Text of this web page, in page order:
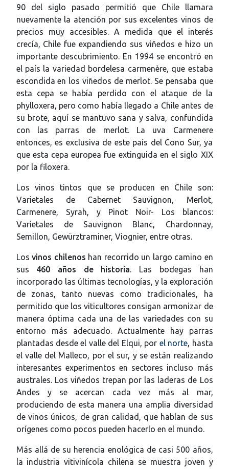
90 del siglo pasado permitió que Chile llamara
nuevamente la atención por sus excelentes vinos de
precios muy accesibles. A medida que el interés
crecía, Chile fue expandiendo sus viñedos e hizo un
importante descubrimiento. En 1994 se encontró en
el país la variedad bordelesa carmenère, que estaba
escondida en los viñedos de merlot. Se pensaba que
esta cepa se había perdido con el ataque de la
phylloxera, pero como había llegado a Chile antes de
su brote, aquí se mantuvo sana y salva, confundida
con las parras de merlot. La uva Carmenere
entonces, es exclusiva de este país del Cono Sur, ya
que esta cepa europea fue extinguida en el siglo XIX
por la filoxera.
Los vinos tintos que se producen en Chile son:
Varietales de Cabernet Sauvignon, Merlot,
Carmenere, Syrah, y Pinot Noir- Los blancos:
Varietales de Sauvignon Blanc, Chardonnay,
Semillon, Gewürztraminer, Viognier, entre otras.
Los vinos chilenos han recorrido un largo camino en
sus 460 años de historia. Las bodegas han
incorporado las últimas tecnologías, y la exploración
de zonas, tanto nuevas como tradicionales, ha
permitido que los viticultores consigan armonizar de
manera óptima cada una de las variedades con su
entorno más adecuado. Actualmente hay parras
plantadas desde el valle del Elqui, por el norte, hasta
el valle del Malleco, por el sur, y se están realizando
interesantes experimentos en sectores incluso más
australes. Los viñedos trepan por las laderas de Los
Andes y se acercan cada vez más al mar,
produciendo de esta manera una amplia diversidad
de vinos únicos, de gran calidad, que hablan de sus
orígenes como pocos pueden hacerlo en el mundo.
Más allá de su herencia enológica de casi 500 años,
la industria vitivinícola chilena se muestra joven y